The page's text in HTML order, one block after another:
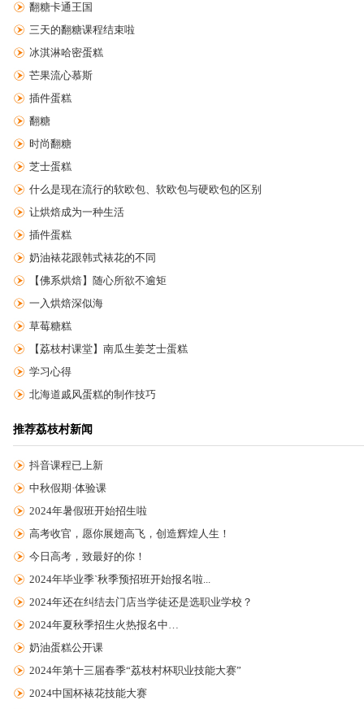
翻糖卡通王国
三天的翻糖课程结束啦
冰淇淋哈密蛋糕
芒果流心慕斯
插件蛋糕
翻糖
时尚翻糖
芝士蛋糕
什么是现在流行的软欧包、软欧包与硬欧包的区别
让烘焙成为一种生活
插件蛋糕
奶油裱花跟韩式裱花的不同
【佛系烘焙】随心所欲不逾矩
一入烘焙深似海
草莓糖糕
【荔枝村课堂】南瓜生姜芝士蛋糕
学习心得
北海道戚风蛋糕的制作技巧
推荐荔枝村新闻
抖音课程已上新
中秋假期·体验课
2024年暑假班开始招生啦
高考收官，愿你展翅高飞，创造辉煌人生！
今日高考，致最好的你！
2024年毕业季`秋季预招班开始报名啦...
2024年还在纠结去门店当学徒还是选职业学校？
2024年夏秋季招生火热报名中…
奶油蛋糕公开课
2024年第十三届春季“荔枝村杯职业技能大赛”
2024中国杯裱花技能大赛